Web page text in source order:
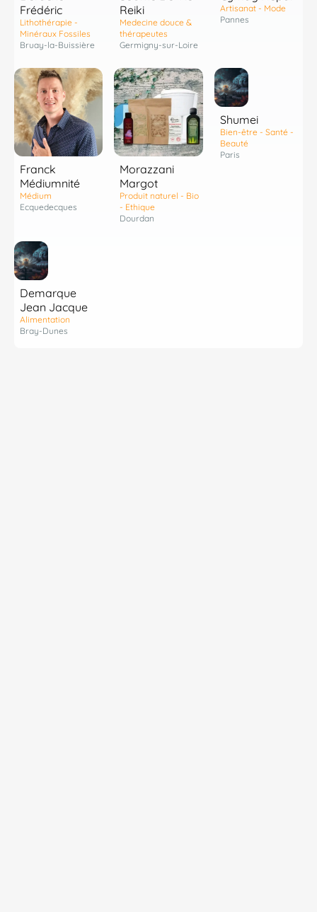
Frédéric
Lithothérapie -
Minéraux Fossiles
Bruay-la-Buissière
Reiki
Medecine douce &
thérapeutes
Germigny-sur-Loire
Artisanat - Mode
Pannes
Franck
Médiumnité
Médium
Ecquedecques
Morazzani
Margot
Produit naturel - Bio
- Ethique
Dourdan
Shumei
Bien-être - Santé -
Beauté
Paris
Demarque
Jean Jacque
Alimentation
Bray-Dunes